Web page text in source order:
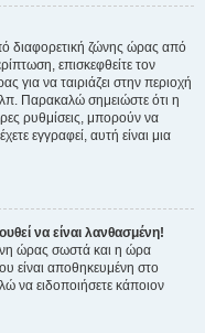
διαφορετική ζώνης ώρας από
επισκεφθείτε τον
για να ταιριάζει στην περιοχή
Παρακαλώ σημειώστε ότι η
ρυθμίσεις, μπορούν να
εγγραφεί, αυτή είναι μια
να είναι λανθασμένη!
ώρας σωστά και η ώρα
είναι αποθηκευμένη στο
να ειδοποιήσετε κάποιον